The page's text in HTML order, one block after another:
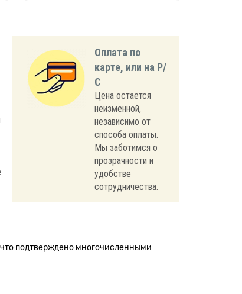
Оплата по
карте, или на Р/
С
Цена остается
неизменной,
независимо от
способа оплаты.
Мы заботимся о
прозрачности и
удобстве
сотрудничества.
подтверждено многочисленными